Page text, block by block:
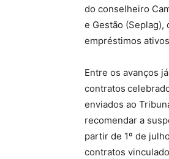
do conselheiro
e Gestão
empréstimos
Entre os avanços
contratos
enviados ao
recomendar a
partir de 1º de
contratos